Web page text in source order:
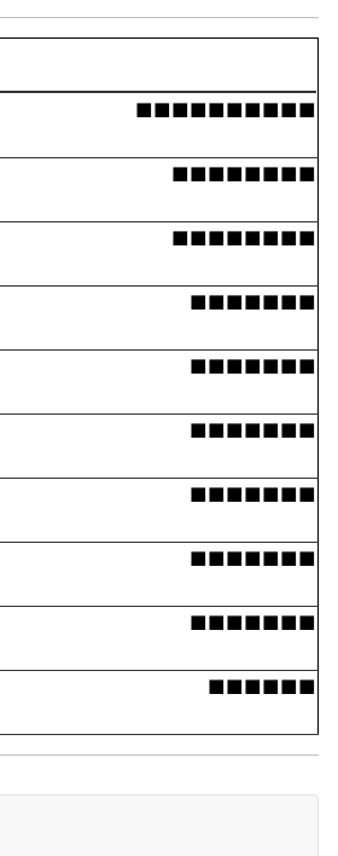
■■■■■■■■■■
■■■■■■■■
■■■■■■■■
■■■■■■■
■■■■■■■
■■■■■■■
■■■■■■■
■■■■■■■
■■■■■■■
■■■■■■